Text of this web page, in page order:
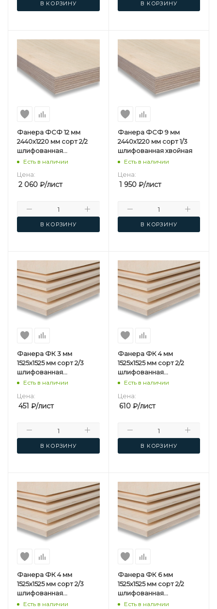
В КОРЗИНУ В КОРЗИНУ
Фанера ФСФ 12 мм
2440х1220 мм сорт 2/2
шлифованная
березовая
Есть в наличии
Цена:
2 060 ₽/лист
В КОРЗИНУ
Фанера ФСФ 9 мм
2440х1220 мм сорт 1/3
шлифованная хвойная
Есть в наличии
Цена:
1 950₽/лист
В КОРЗИНУ
Фанера ФК 3 мм
1525х1525 мм сорт 2/3
шлифованная
березовая
Есть в наличии
Цена:
451 ₽/лист
В КОРЗИНУ
Фанера ФК 4 мм
1525х1525 мм сорт 2/2
шлифованная
березовая
Есть в наличии
Цена:
610₽/лист
В КОРЗИНУ
Фанера ФК 4 мм
1525х1525 мм сорт 2/3
шлифованная
березовая
Есть в наличии
Фанера ФК 6 мм
1525х1525 мм сорт 2/2
шлифованная
березовая
Есть в наличии